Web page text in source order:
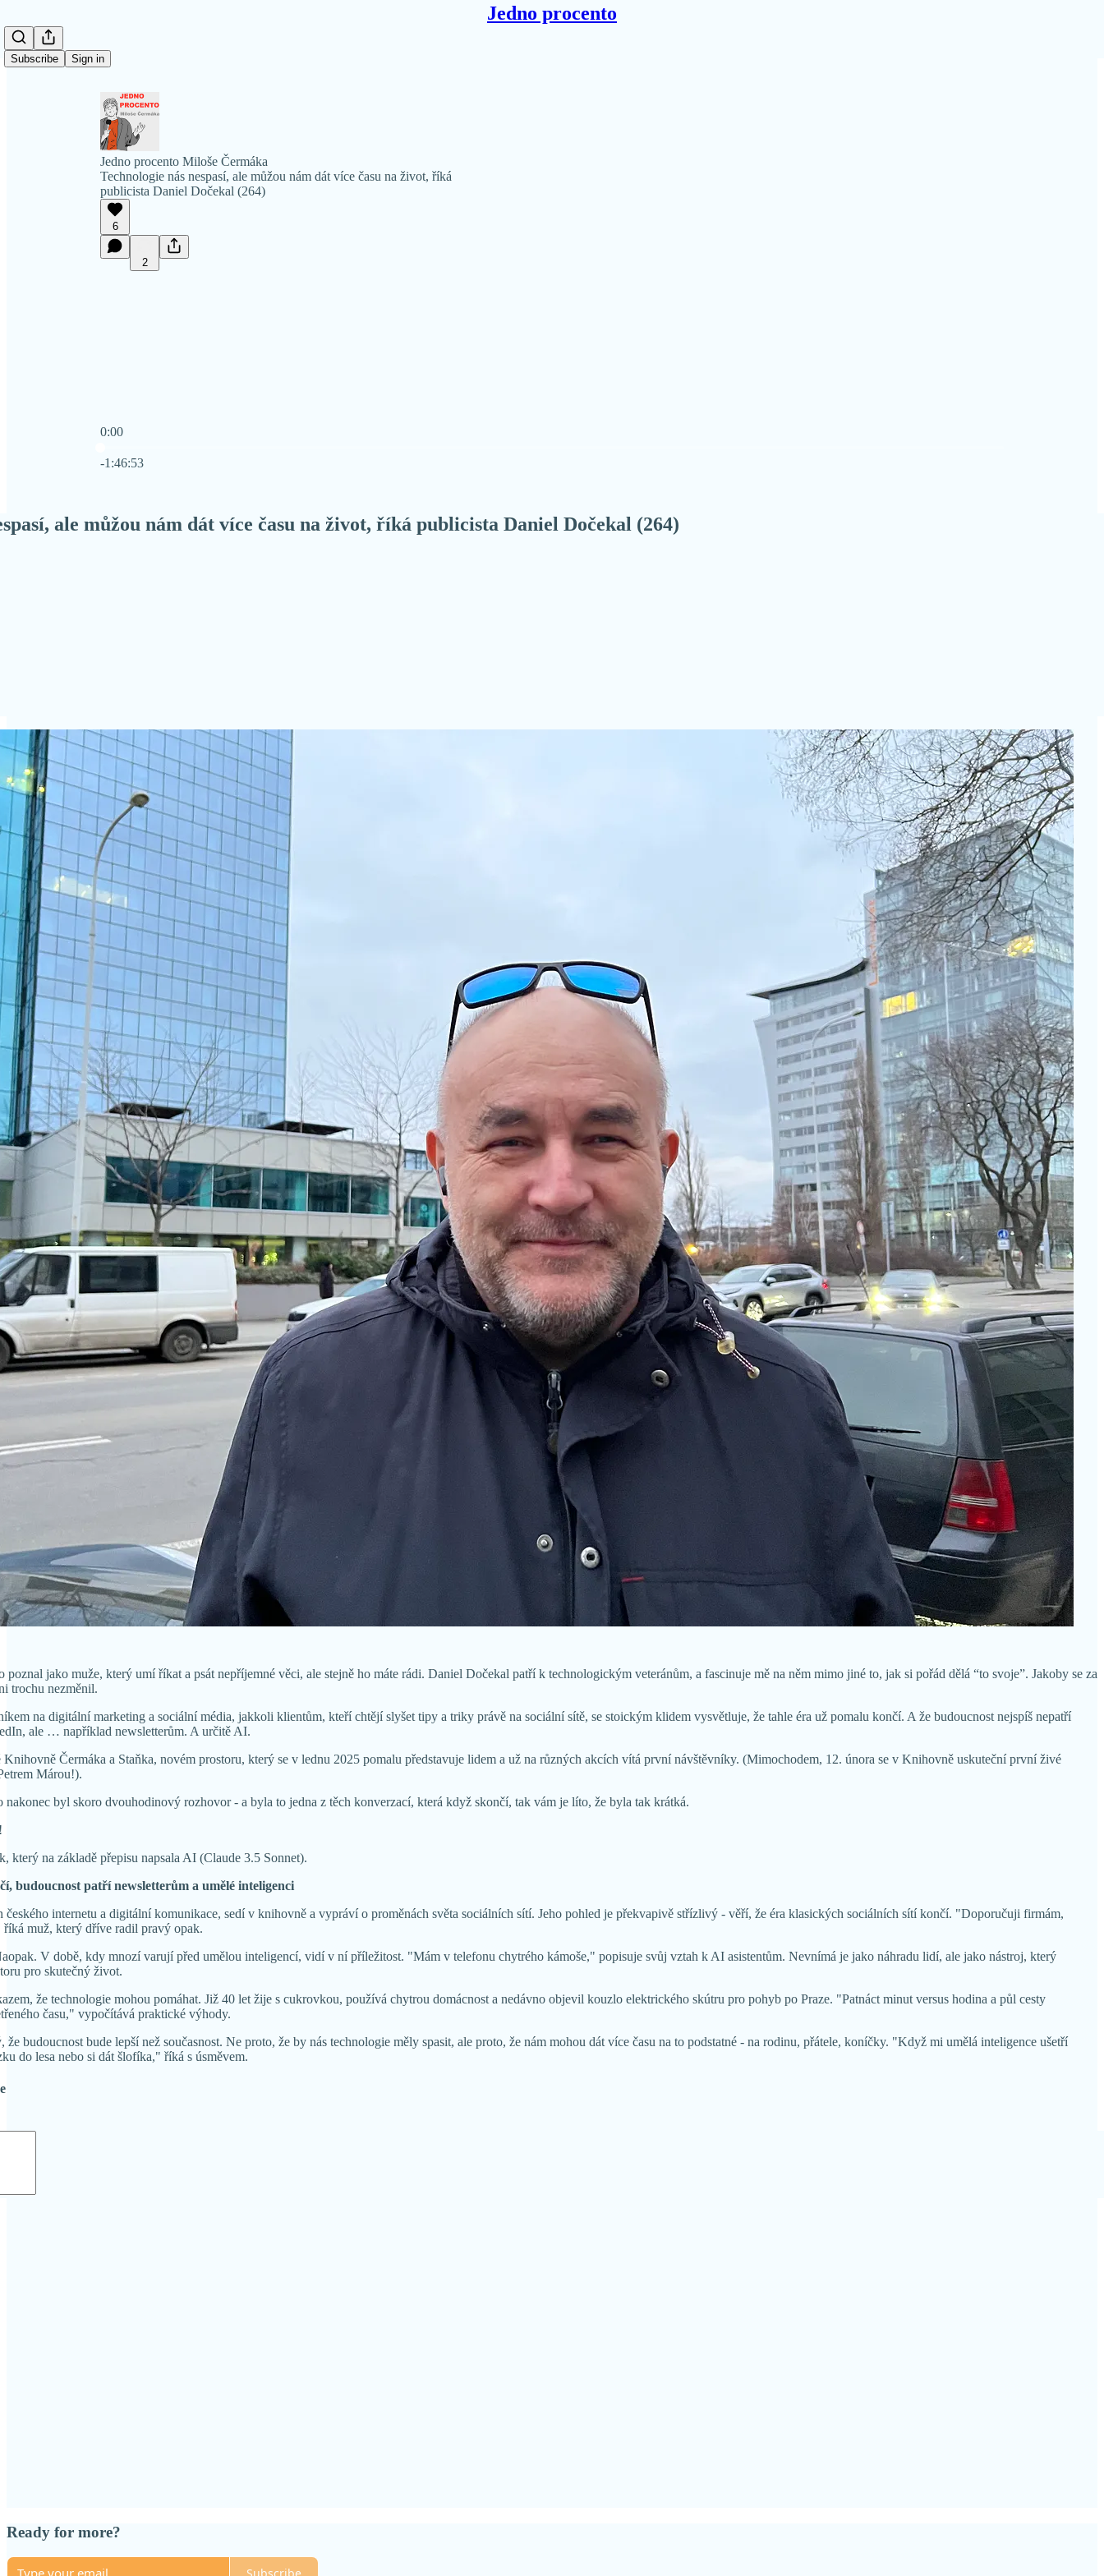
Jedno procento
Subscribe Sign in
Jedno procento Miloše Čermáka
Technologie nás nespasí, ale můžou nám dát více času na život, říká
publicista Daniel Dočekal (264)
6
2
0:00
-1:46:53
ale můžou nám dát více času na život, říká publicista Daniel Dočekal (264)
poznal jako muže, který umí říkat a psát nepříjemné věci, ale stejně ho máte rádi. Daniel Dočekal patří k technologickým veteránům, a fascinuje mě na něm mimo jiné to, jak si pořád dělá “to svoje”. Jakoby se za
trochu nezměnil.
na digitální marketing a sociální média, jakkoli klientům, kteří chtějí slyšet tipy a triky právě na sociální sítě, se stoickým klidem vysvětluje, že tahle éra už pomalu končí. A že budoucnost nejspíš nepatří
ale … například newsletterům. A určitě AI.
Čermáka a Staňka, novém prostoru, který se v lednu 2025 pomalu představuje lidem a už na různých akcích vítá první návštěvníky. (Mimochodem, 12. února se v Knihovně uskuteční první živé
Márou!).
nakonec byl skoro dvouhodinový rozhovor - a byla to jedna z těch konverzací, která když skončí, tak vám je líto, že byla tak krátká.
který na základě přepisu napsala AI (Claude 3.5 Sonnet).
budoucnost patří newsletterům a umělé inteligenci
českého internetu a digitální komunikace, sedí v knihovně a vypráví o proměnách světa sociálních sítí. Jeho pohled je překvapivě střízlivý - věří, že éra klasických sociálních sítí končí. "Doporučuji firmám,
říká muž, který dříve radil pravý opak.
V době, kdy mnozí varují před umělou inteligencí, vidí v ní příležitost. "Mám v telefonu chytrého kámoše," popisuje svůj vztah k AI asistentům. Nevnímá je jako náhradu lidí, ale jako nástroj, který
pro skutečný život.
že technologie mohou pomáhat. Již 40 let žije s cukrovkou, používá chytrou domácnost a nedávno objevil kouzlo elektrického skútru pro pohyb po Praze. "Patnáct minut versus hodina a půl cesty
času," vypočítává praktické výhody.
že budoucnost bude lepší než současnost. Ne proto, že by nás technologie měly spasit, ale proto, že nám mohou dát více času na to podstatné - na rodinu, přátele, koníčky. "Když mi umělá inteligence ušetří
do lesa nebo si dát šlofíka," říká s úsměvem.
Ready for more?